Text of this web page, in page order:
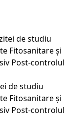
de studiu
Fitosanitare și
Post-controlul